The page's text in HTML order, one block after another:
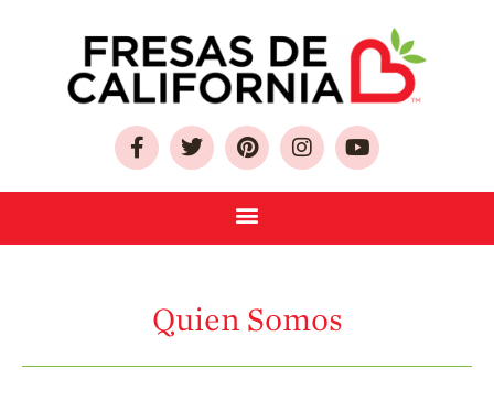
Quien Somos
Quien Somos